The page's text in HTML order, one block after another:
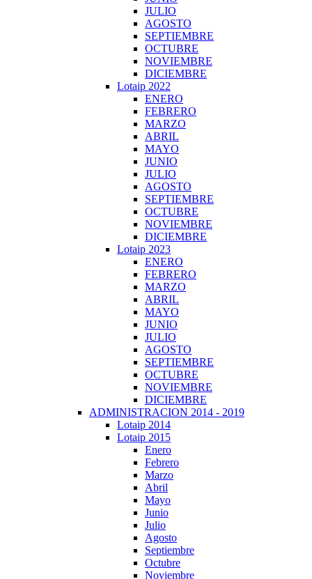
JULIO
AGOSTO
SEPTIEMBRE
OCTUBRE
NOVIEMBRE
DICIEMBRE
Lotaip 2022
ENERO
FEBRERO
MARZO
ABRIL
MAYO
JUNIO
JULIO
AGOSTO
SEPTIEMBRE
OCTUBRE
NOVIEMBRE
DICIEMBRE
Lotaip 2023
ENERO
FEBRERO
MARZO
ABRIL
MAYO
JUNIO
JULIO
AGOSTO
SEPTIEMBRE
OCTUBRE
NOVIEMBRE
DICIEMBRE
ADMINISTRACION 2014 - 2019
Lotaip 2014
Lotaip 2015
Enero
Febrero
Marzo
Abril
Mayo
Junio
Julio
Agosto
Septiembre
Octubre
Noviembre